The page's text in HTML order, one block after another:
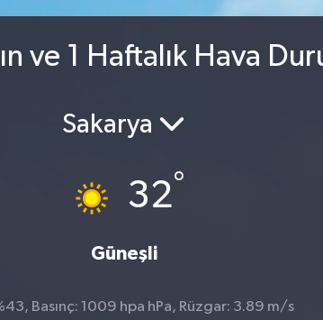
ve 1 Haftalık Hava
Sakarya
32°
Güneşli
Basınç: 1009 hpa hPa, Rüzgar: 3.89 m/s